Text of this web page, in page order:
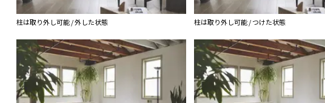
柱は取り外し可能 / 外した状態 柱は取り外し可能 / つけた状態